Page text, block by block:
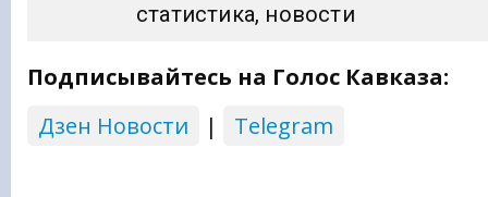
статистика, новости
Подписывайтесь на Голос Кавказа:
Дзен Новости
| Telegram